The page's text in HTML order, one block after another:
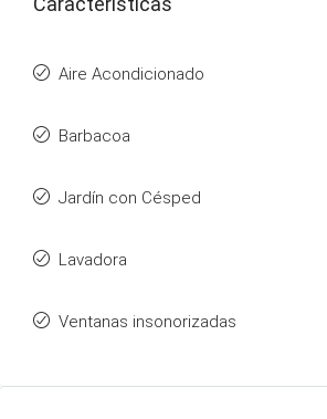
Aire Acondicionado
Barbacoa
Jardín con Césped
Lavadora
Ventanas insonorizadas